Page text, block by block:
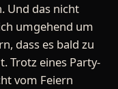
Und das nicht
umgehend um
dass es bald zu
Trotz eines Party-
vom Feiern